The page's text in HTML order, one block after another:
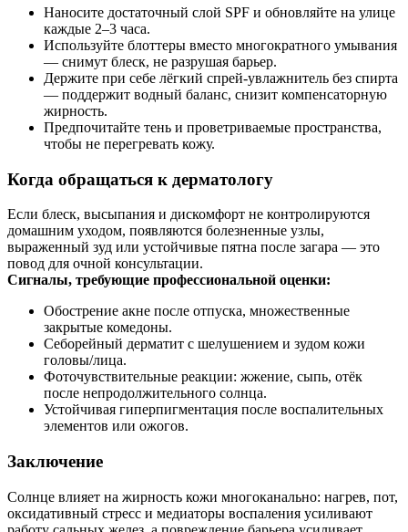
Наносите достаточный слой SPF и обновляйте на улице
каждые 2–3 часа.
Используйте блоттеры вместо многократного умывания
— снимут блеск, не разрушая барьер.
Держите при себе лёгкий спрей‑увлажнитель без спирта
— поддержит водный баланс, снизит компенсаторную
жирность.
Предпочитайте тень и проветриваемые пространства,
чтобы не перегревать кожу.
Когда обращаться к дерматологу
Если блеск, высыпания и дискомфорт не контролируются
домашним уходом, появляются болезненные узлы,
выраженный зуд или устойчивые пятна после загара — это
повод для очной консультации.
Сигналы, требующие профессиональной оценки:
Обострение акне после отпуска, множественные
закрытые комедоны.
Себорейный дерматит с шелушением и зудом кожи
головы/лица.
Фоточувствительные реакции: жжение, сыпь, отёк
после непродолжительного солнца.
Устойчивая гиперпигментация после воспалительных
элементов или ожогов.
Заключение
Солнце влияет на жирность кожи многоканально: нагрев, пот,
оксидативный стресс и медиаторы воспаления усиливают